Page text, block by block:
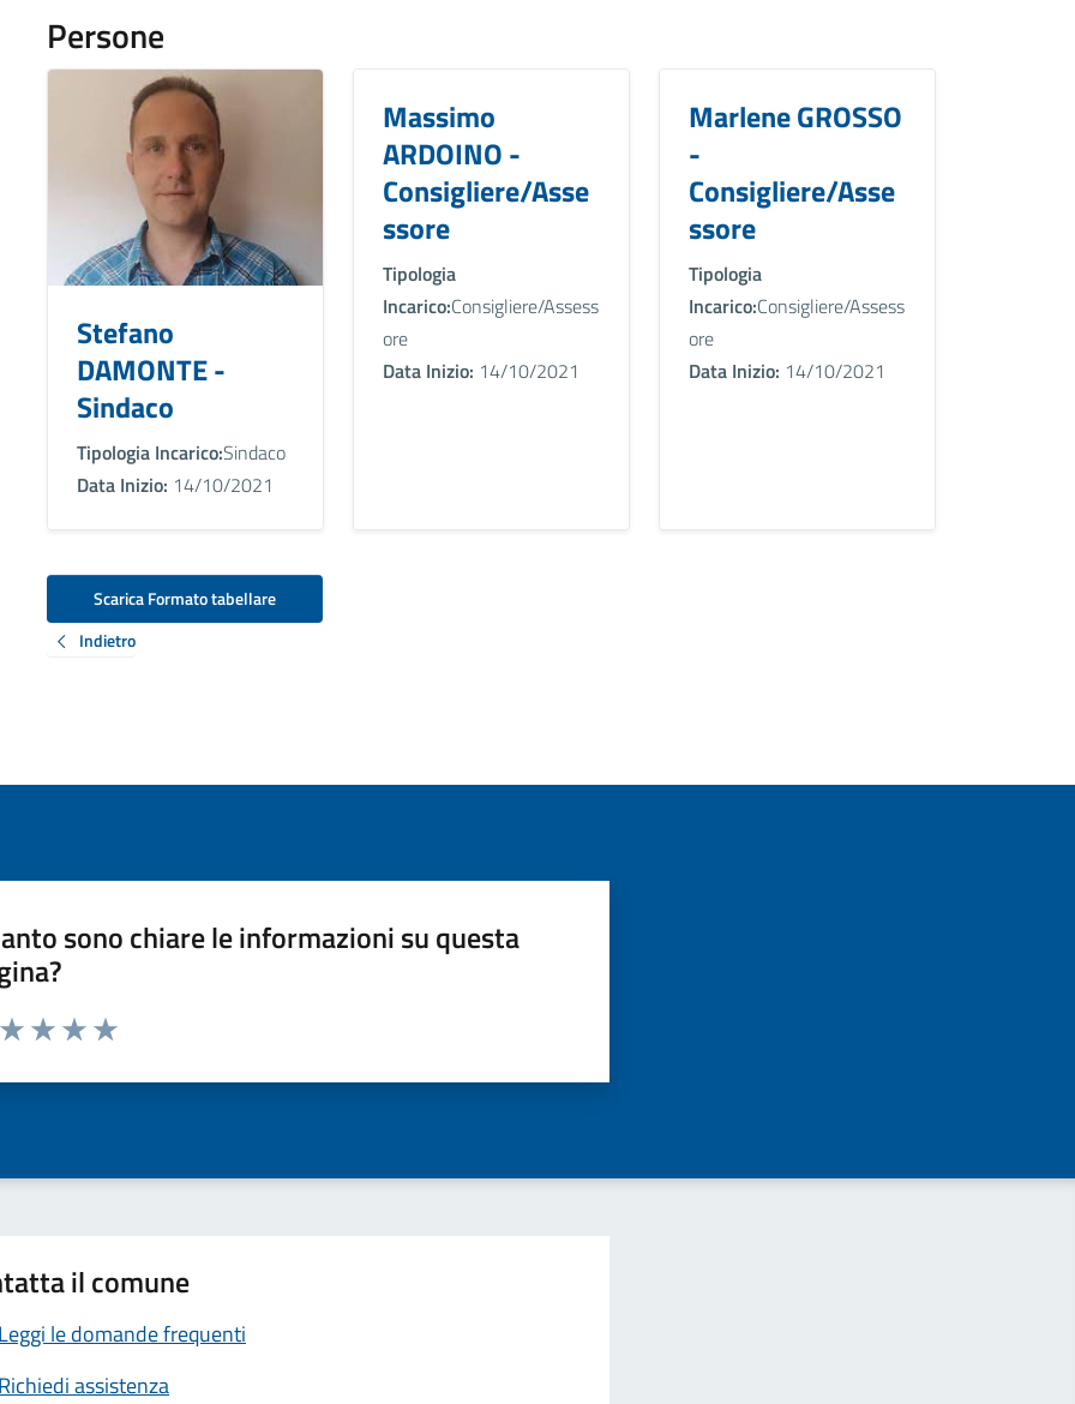
Persone
Stefano
DAMONTE -
Sindaco
Tipologia Incarico:Sindaco
Data Inizio: 14/10/2021
Massimo
ARDOINO -
Consigliere/Asse
ssore
Tipologia
Incarico:Consigliere/Assess
ore
Data Inizio: 14/10/2021
Marlene GROSSO
-
Consigliere/Asse
ssore
Tipologia
Incarico:Consigliere/Assess
ore
Data Inizio: 14/10/2021
Scarica Formato tabellare
Indietro
sono chiare le informazioni su questa
da 1 a 5 stelle la pagina
il comune
Leggi le domande frequenti
Richiedi assistenza